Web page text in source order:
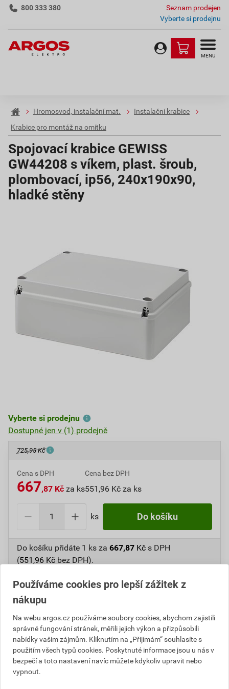
800 333 380
Seznam prodejen
Vyberte si prodejnu
MENU
Hromosvod, instalační mat.
Instalační krabice
Krabice pro montáž na omítku
Spojovací krabice GEWISS
GW44208 s víkem, plast. šroub,
plombovací, ip56, 240x190x90,
hladké stěny
Vyberte si prodejnu
Dostupné jen v (1) prodejně
725,95 Kč
Cena s DPH
667,87 Kč za ks
Cena bez DPH
551,96 Kč za ks
ks Do košíku
Do košíku přidáte 1 ks za 667,87 Kč s DPH
(551,96 Kč bez DPH).
Číslo položky:1000106561
Katalogový kód: 6VBYM
Výrobky značky:
Informace o ceně
Aktuální prodejní cena po slevě 8% z ceníkové ceny
Používáme cookies pro lepší zážitek z
nákupu
Na webu argos.cz používáme soubory cookies, abychom zajistili
správné fungování stránek, měřili jejich výkon a přizpůsobili
nabídky vašim zájmům. Kliknutím na „Přijímám“ souhlasíte s
použitím všech typů cookies. Poskytnuté informace jsou u nás v
bezpečí a toto nastavení navíc můžete kdykoliv upravit nebo
vypnout.